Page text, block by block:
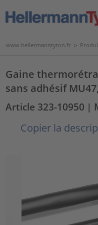
www.hellermanntyton.fr >
Gaine
sans adhésif
Article 323-10950 |
Copier la